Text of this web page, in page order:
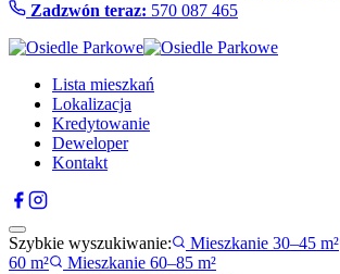
Zadzwón teraz: 570 087 465
Lista mieszkań
Lokalizacja
Kredytowanie
Deweloper
Kontakt
Szybkie wyszukiwanie: Mieszkanie 30–45 m²
60 m²
Mieszkanie 60–85 m²